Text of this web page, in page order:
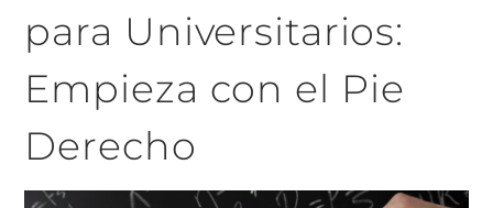
para Universitarios:
Empieza con el Pie
Derecho